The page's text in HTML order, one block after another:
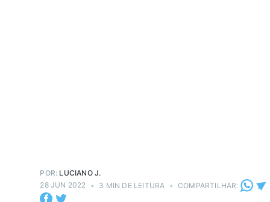
POR: LUCIANO J.
28 JUN 2022 • 3 MIN DE LEITURA • COMPARTILHAR: